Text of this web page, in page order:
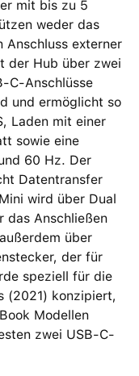
mit bis zu 5
weder das
Anschluss externer
der Hub über zwei
C-Anschlüsse
und ermöglicht so
Laden mit einer
sowie eine
60 Hz. Der
Datentransfer
wird über Dual
das Anschließen
über
der für
speziell für die
(2021) konzipiert,
Modellen
zwei USB-C-